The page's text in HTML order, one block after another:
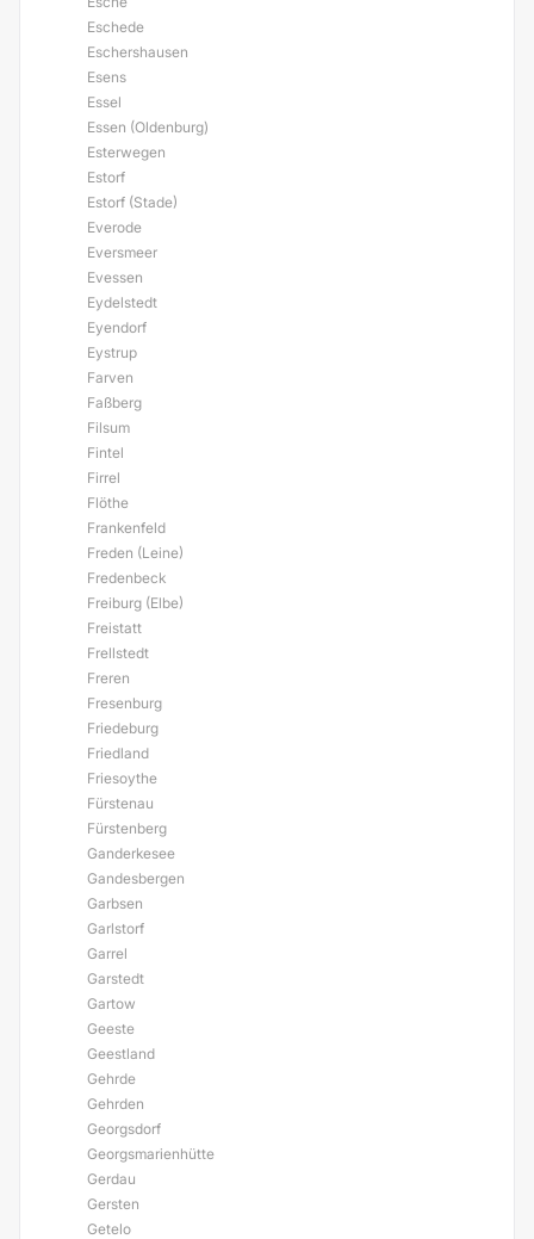
Eschede
Eschershausen
Esens
Essel
Essen (Oldenburg)
Esterwegen
Estorf
Estorf (Stade)
Everode
Eversmeer
Evessen
Eydelstedt
Eyendorf
Eystrup
Farven
Faßberg
Filsum
Fintel
Firrel
Flöthe
Frankenfeld
Freden (Leine)
Fredenbeck
Freiburg (Elbe)
Freistatt
Frellstedt
Freren
Fresenburg
Friedeburg
Friedland
Friesoythe
Fürstenau
Fürstenberg
Ganderkesee
Gandesbergen
Garbsen
Garlstorf
Garrel
Garstedt
Gartow
Geeste
Geestland
Gehrde
Gehrden
Georgsdorf
Georgsmarienhütte
Gerdau
Gersten
Getelo